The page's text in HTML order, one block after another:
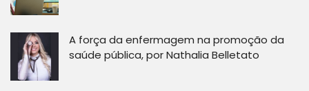
A força da enfermagem na promoção da
saúde pública, por Nathalia Belletato